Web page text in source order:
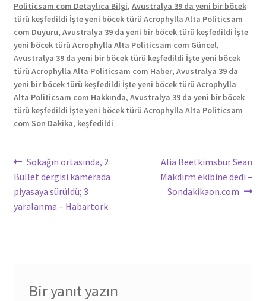
Politicsam com Detaylıca Bilgi, Avustralya 39 da yeni bir böcek
türü keşfedildi İşte yeni böcek türü Acrophylla Alta Politicsam
com Duyuru, Avustralya 39 da yeni bir böcek türü keşfedildi İşte
yeni böcek türü Acrophylla Alta Politicsam com Güncel,
Avustralya 39 da yeni bir böcek türü keşfedildi İşte yeni böcek
türü Acrophylla Alta Politicsam com Haber, Avustralya 39 da
yeni bir böcek türü keşfedildi İşte yeni böcek türü Acrophylla
Alta Politicsam com Hakkında, Avustralya 39 da yeni bir böcek
türü keşfedildi İşte yeni böcek türü Acrophylla Alta Politicsam
com Son Dakika, keşfedildi
Yazı
gezinmesi
Önceki
yazı:
Sokağın ortasında, 2
Bullet dergisi kamerada
piyasaya sürüldü; 3
yaralanma – Habartork
Sonraki
yazı:
Alia Beetkimsbur Sean
Makdirm ekibine dedi –
Sondakikaon.com
Bir yanıt yazın